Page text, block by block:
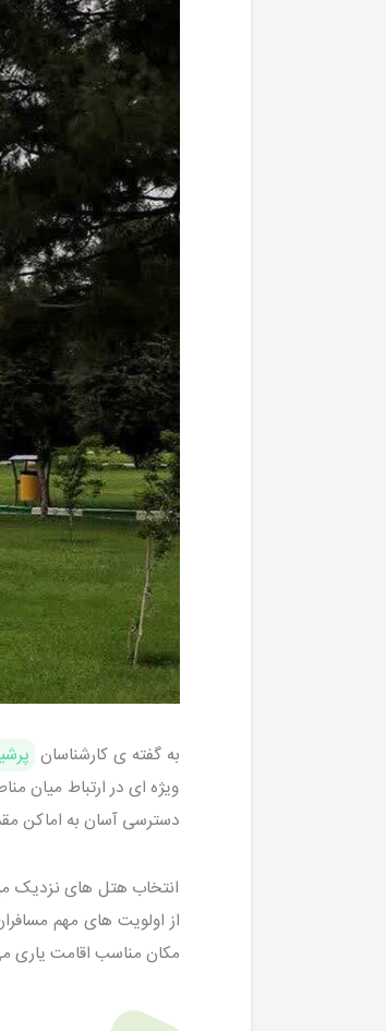
به گفته ی کارشناسان
ویژه ای در ارتباط میان
دسترسی آسان به اماکن
انتخاب هتل های نزدیک
از اولویت های مهم
مکان مناسب اقامت یاری